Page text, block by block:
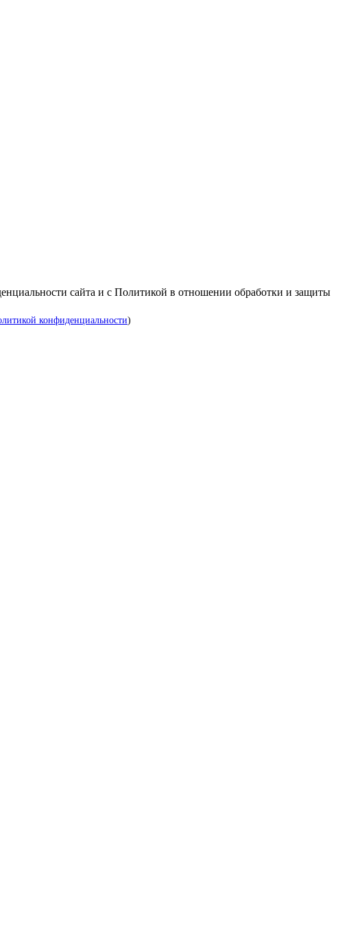
сайта и с Политикой в отношении обработки и защиты
конфиденциальности)